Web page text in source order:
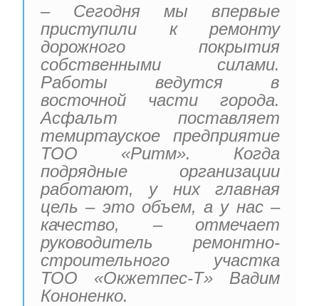
– Сегодня мы впервые
приступили к ремонту
дорожного покрытия
собственными силами.
Работы ведутся в
восточной части города.
Асфальт поставляет
темиртауское предприятие
ТОО «Ритм». Когда
подрядные организации
работают, у них главная
цель – это объем, а у нас –
качество, – отмечает
руководитель ремонтно-
строительного участка
ТОО «Окжетпес-Т» Вадим
Кононенко.